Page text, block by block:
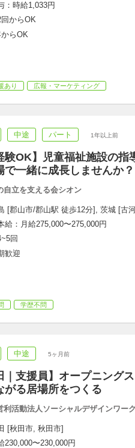
：時給1,033円
からOK
からOK
あり 広報・マーケティング
中途 パート 1年以上前
験OK】児童福祉施設の
で一緒に成長しませんか？
自立を支える会シオン
[郡山市/郡山駅 徒歩12分], 茨城 [古
給：月給275,000〜275,000円
回
歓迎
学歴不問
中途 5ヶ月前
｜支援員】オープニング
がる居場所をつくる
利活動法人ソーシャルデザインワー
[秋田市, 秋田市]
230,000〜230,000円